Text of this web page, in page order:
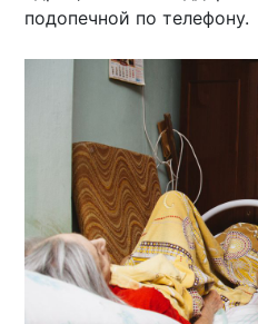
подопечной по телефону.